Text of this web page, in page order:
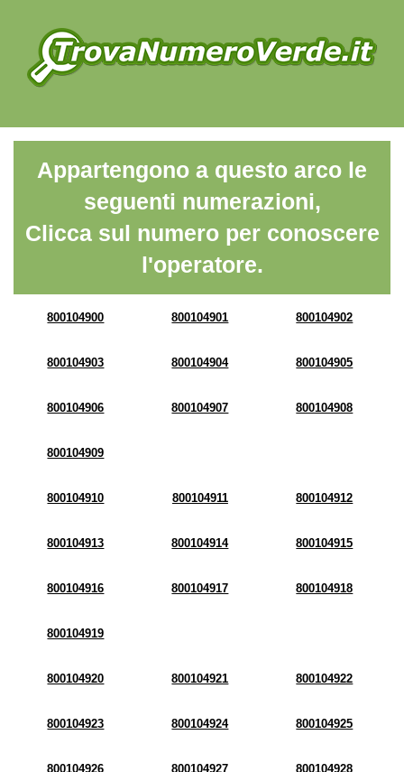
Appartengono a questo arco le
seguenti numerazioni,
Clicca sul numero per conoscere
l'operatore.
800104900 800104901 800104902
800104903 800104904 800104905
800104906 800104907 800104908
800104909
800104910 800104911 800104912
800104913 800104914 800104915
800104916 800104917 800104918
800104919
800104920 800104921 800104922
800104923 800104924 800104925
800104926 800104927 800104928